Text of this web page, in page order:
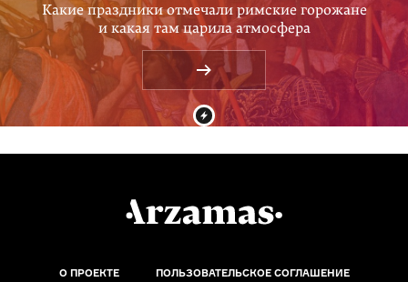
Какие праздники отмечали римские горожане
и какая там царила атмосфера
О ПРОЕКТЕ ПОЛЬЗОВАТЕЛЬСКОЕ СОГЛАШЕНИЕ